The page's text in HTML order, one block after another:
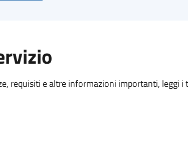
requisiti e altre informazioni importanti, leggi i